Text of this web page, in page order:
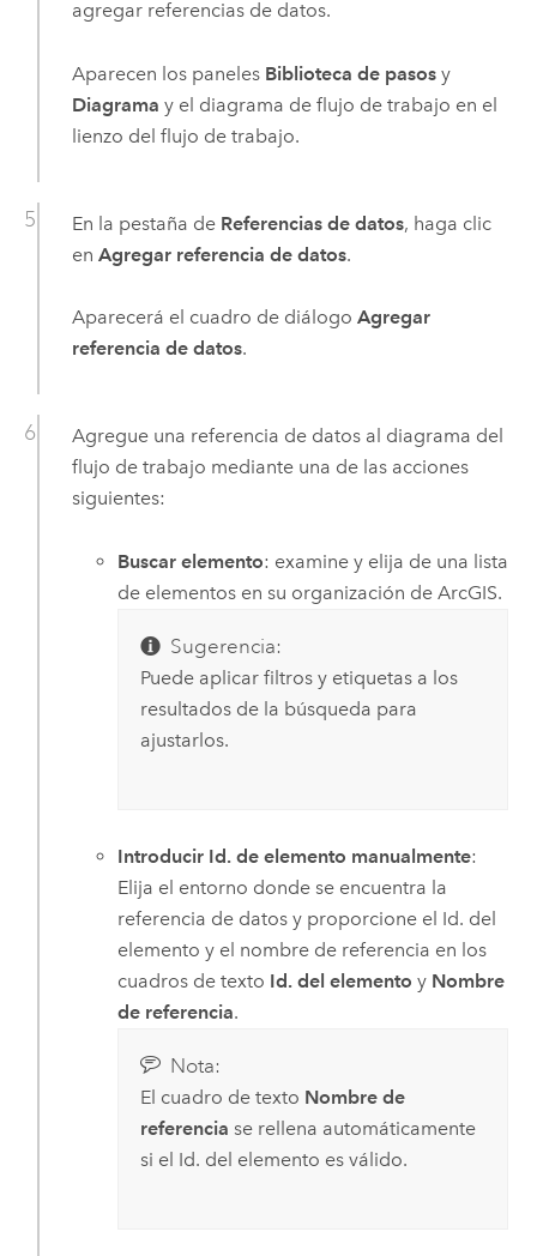
agregar referencias de datos.
Aparecen los paneles Biblioteca de pasosy
Diagrama y el diagrama de flujo de trabajo en el
lienzo del flujo de trabajo.
En la pestaña de Referencias de datos, haga clic
en Agregar referencia de datos.
Aparecerá el cuadro de diálogo Agregar
referencia de datos.
Agregue una referencia de datos al diagrama del
flujo de trabajo mediante una de las acciones
siguientes:
Buscar elemento: examine y elija de una lista
de elementos en su organización de ArcGIS.
Sugerencia:
Puede aplicar filtros y etiquetas a los
resultados de la búsqueda para
ajustarlos.
Introducir Id. de elemento manualmente:
Elija el entorno donde se encuentra la
referencia de datos y proporcione el Id. del
elemento y el nombre de referencia en los
cuadros de texto Id. del elemento y Nombre
de referencia.
Nota:
El cuadro de texto Nombre de
referencia se rellena automáticamente
si el Id. del elemento es válido.